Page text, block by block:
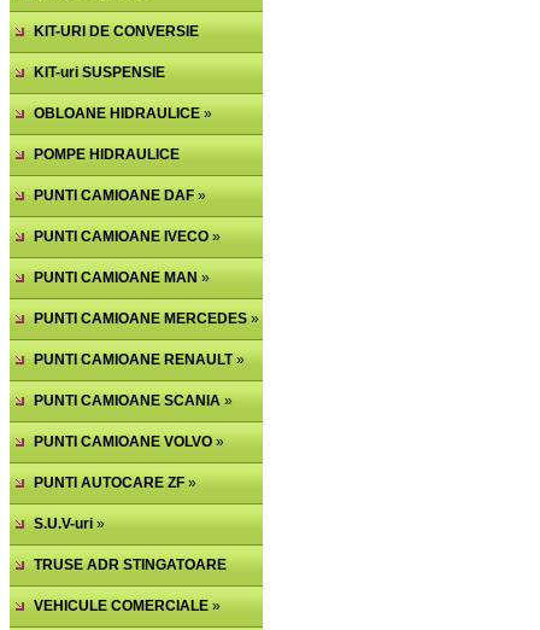
CAMIOANE,AXE»
KIT-URI DE CONVERSIE
AMBREIAJ
KIT-uri SUSPENSIE
PNEUMATICA
OBLOANE HIDRAULICE »
POMPE HIDRAULICE
PUNTI CAMIOANE DAF »
PUNTI CAMIOANE IVECO »
PUNTI CAMIOANE MAN »
PUNTI CAMIOANE MERCEDES »
PUNTI CAMIOANE RENAULT»
PUNTI CAMIOANE SCANIA »
PUNTI CAMIOANE VOLVO »
PUNTI AUTOCARE ZF »
S.U.V-uri »
TRUSE ADR STINGATOARE
VEHICULE COMERCIALE »